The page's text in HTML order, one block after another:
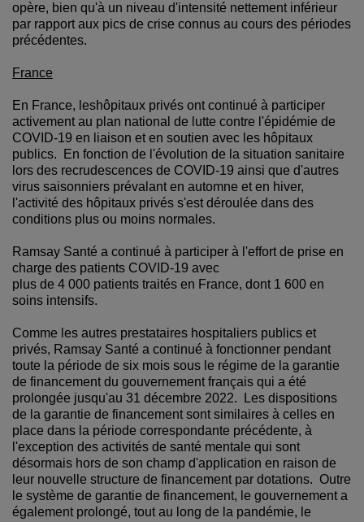
opère, bien qu'à un niveau d'intensité nettement inférieur
par rapport aux pics de crise connus au cours des périodes
précédentes.
France
En France, leshôpitaux privés ont continué à participer
activement au plan national de lutte contre l'épidémie de
COVID-19 en liaison et en soutien avec les hôpitaux
publics. En fonction de l'évolution de la situation sanitaire
lors des recrudescences de COVID-19 ainsi que d'autres
virus saisonniers prévalant en automne et en hiver,
l'activité des hôpitaux privés s'est déroulée dans des
conditions plus ou moins normales.
Ramsay Santé a continué à participer à l'effort de prise en
charge des patients COVID-19 avec
plus de 4 000 patients traités en France, dont 1 600 en
soins intensifs.
Comme les autres prestataires hospitaliers publics et
privés, Ramsay Santé a continué à fonctionner pendant
toute la période de six mois sous le régime de la garantie
de financement du gouvernement français qui a été
prolongée jusqu'au 31 décembre 2022. Les dispositions
de la garantie de financement sont similaires à celles en
place dans la période correspondante précédente, à
l'exception des activités de santé mentale qui sont
désormais hors de son champ d'application en raison de
leur nouvelle structure de financement par dotations. Outre
le système de garantie de financement, le gouvernement a
également prolongé, tout au long de la pandémie, le